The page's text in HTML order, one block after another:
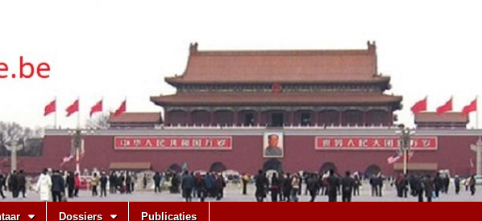
Dossiers Publicaties